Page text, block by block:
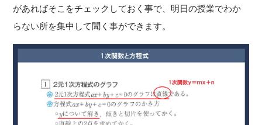
があればそこをチェックしておく事で、明日の授業でわか
らない所を集中して聞く事ができます。